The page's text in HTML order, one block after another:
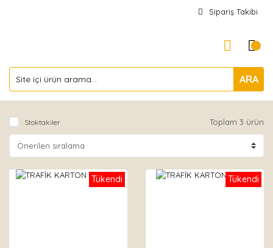
Sipariş Takibi
ARA
Stoktakiler Toplam 3 ürün
Tükendi Tükendi